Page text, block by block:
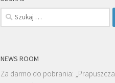
Szukaj:
NEWS ROOM
Za darmo do pobrania: „Prapuszcza.